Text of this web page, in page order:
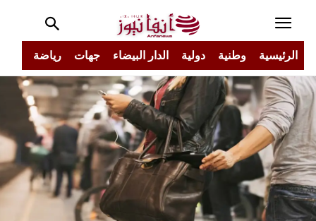
الرئيسية وطنية دولية الدار البيضاء جهات رياضة